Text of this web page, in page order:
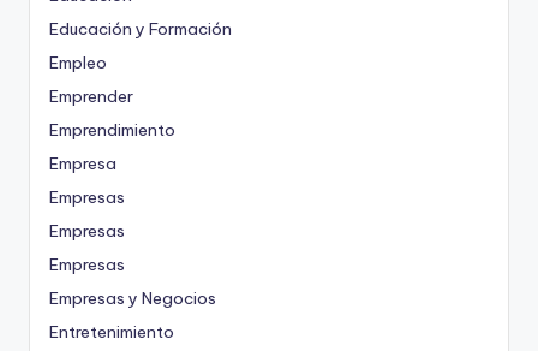
Educación y Formación
Empleo
Emprender
Emprendimiento
Empresa
Empresas
Empresas
Empresas
Empresas y Negocios
Entretenimiento